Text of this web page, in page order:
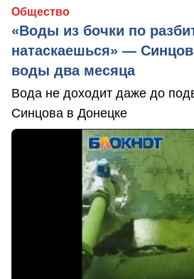
Общество
«Воды из бочки по
натаскаешься» —
воды два месяца
Вода не доходит даже до
Синцова в Донецке